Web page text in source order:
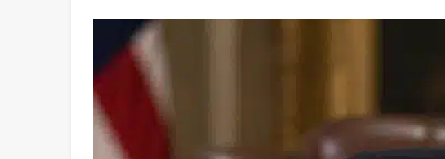
Spotify เพิ่มโหมดวิ่งใหม่
Meta Horizon+ จับมือ
Meta Quest ให้กลายเป็